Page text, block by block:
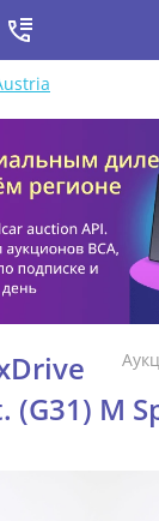
(G31) M